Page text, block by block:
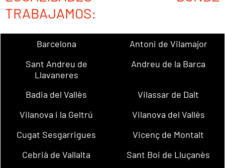
TRABAJAMOS:
Barcelona
Antoni de Vilamajor
Sant Andreu de
Llavaneres
Andreu de la Barca
Badia del Vallès
Vilassar de Dalt
Vilanova i la Geltrú
Vilanova del Vallès
Cugat Sesgarrigues
Vicenç de Montalt
Cebrià de Vallalta
Sant Boi de Lluçanès